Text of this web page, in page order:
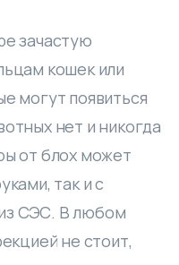
зачастую
кошек или
могут появиться
нет и никогда
от блох может
так и с
СЭС. В любом
не стоит,